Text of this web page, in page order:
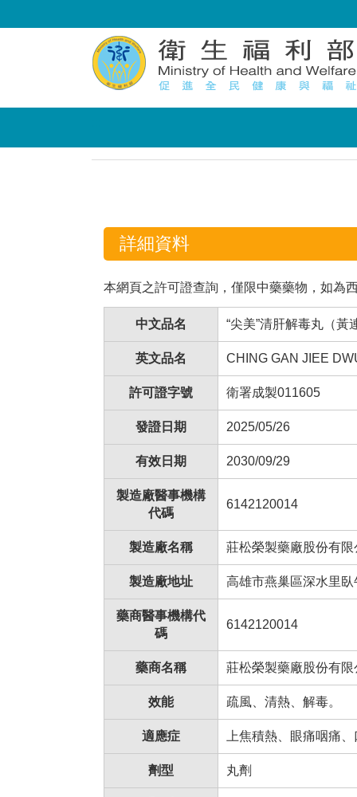
詳細資料
本網頁之許可證查詢，僅限中藥藥物，如為
中文品名 “尖美”清肝解毒丸（黃
英文品名 CHING GAN JIEE
許可證字號 衛署成製011605
發證日期 2025/05/26
有效日期 2030/09/29
製造廠醫事機構
代碼
6142120014
製造廠名稱 莊松榮製藥廠股份有限
製造廠地址 高雄市燕巢區深水里
藥商醫事機構代
碼
6142120014
藥商名稱 莊松榮製藥廠股份有限
效能 疏風、清熱、解毒。
適應症 上焦積熱、眼痛咽痛
劑型 丸劑